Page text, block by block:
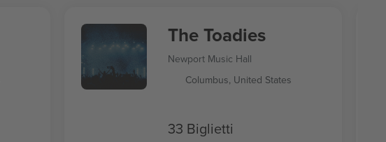
The Toadies
Newport Music Hall
Columbus, United States
33 Biglietti